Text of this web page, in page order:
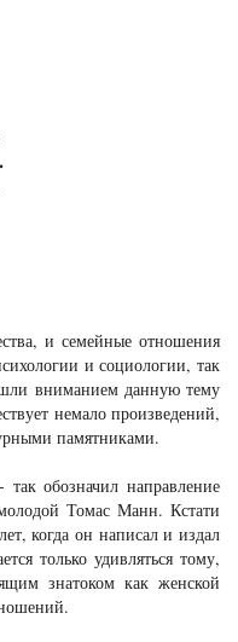
и семейные отношения
и социологии, так
вниманием данную тему
немало произведений,
памятниками.
обозначил направление
Томас Манн. Кстати
когда он написал и издал
только удивляться тому,
знатоком как женской